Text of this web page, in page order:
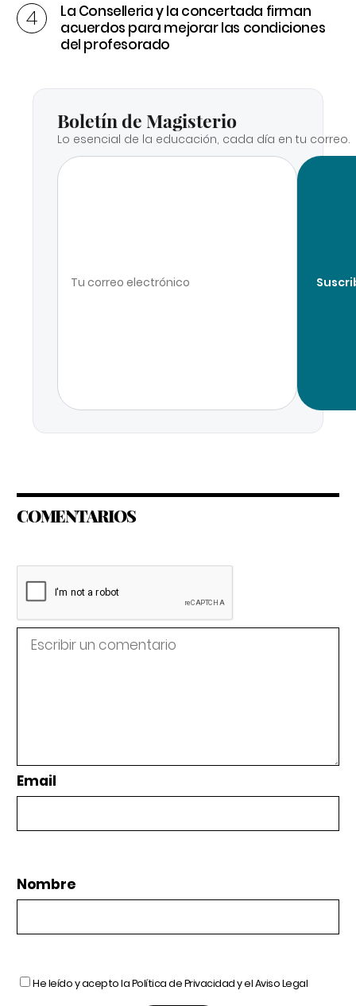
La Conselleria y la concertada firman
acuerdos para mejorar las condiciones
del profesorado
Boletín de Magisterio
Lo esencial de la educación, cada día en tu correo.
COMENTARIOS
Email
Nombre
He leído y acepto laPolítica de Privacidady elAviso Legal